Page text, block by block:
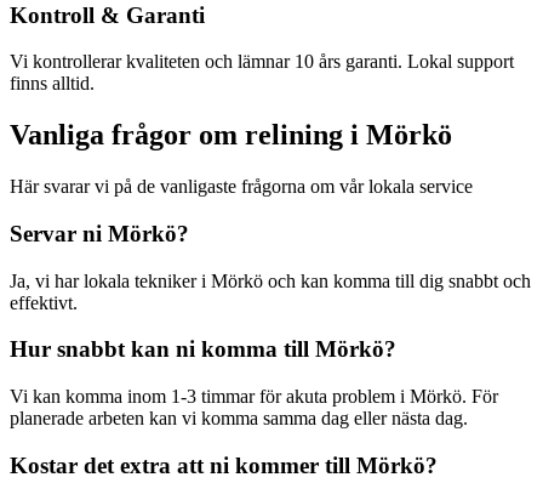
Kontroll & Garanti
Vi kontrollerar kvaliteten och lämnar 10 års garanti. Lokal support
finns alltid.
Vanliga frågor om relining i Mörkö
Här svarar vi på de vanligaste frågorna om vår lokala service
Servar ni Mörkö?
Ja, vi har lokala tekniker i Mörkö och kan komma till dig snabbt och
effektivt.
Hur snabbt kan ni komma till Mörkö?
Vi kan komma inom 1-3 timmar för akuta problem i Mörkö. För
planerade arbeten kan vi komma samma dag eller nästa dag.
Kostar det extra att ni kommer till Mörkö?